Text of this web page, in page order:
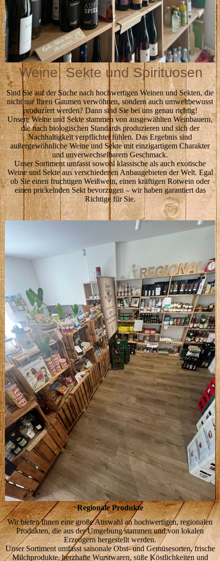
Weine, Sekte und Spirituosen
Sind Sie auf der Suche nach hochwertigen Weinen und Sekten, die
nicht nur Ihren Gaumen verwöhnen, sondern auch umweltbewusst
produziert werden? Dann sind Sie bei uns genau richtig!
Unsere Weine und Sekte stammen von ausgewählten Weinbauern,
die nach biologischen Standards produzieren und sich der
Nachhaltigkeit verpflichtet fühlen. Das Ergebnis sind
außergewöhnliche Weine und Sekte mit einzigartigem Charakter
und unverwechselbarem Geschmack.
Unser Sortiment umfasst sowohl klassische als auch exotische
Weine und Sekte aus verschiedenen Anbaugebieten der Welt. Egal
ob Sie einen fruchtigen Weißwein, einen kräftigen Rotwein oder
einen prickelnden Sekt bevorzugen – wir haben garantiert das
Richtige für Sie.
Regionale Produkte
Wir bieten Ihnen eine große Auswahl an hochwertigen, regionalen
Produkten, die aus der Umgebung stammen und von lokalen
Erzeugern hergestellt werden.
Unser Sortiment umfasst saisonale Obst- und Gemüsesorten, frische
Milchprodukte, herzhafte Wurstwaren, süße Köstlichkeiten und